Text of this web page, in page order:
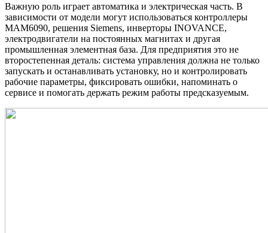
Важную роль играет автоматика и электрическая часть. В
зависимости от модели могут использоваться контроллеры
MAM6090, решения Siemens, инверторы INOVANCE,
электродвигатели на постоянных магнитах и другая
промышленная элементная база. Для предприятия это не
второстепенная деталь: система управления должна не только
запускать и останавливать установку, но и контролировать
рабочие параметры, фиксировать ошибки, напоминать о
сервисе и помогать держать режим работы предсказуемым.